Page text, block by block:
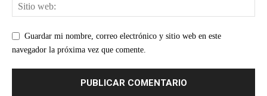
Guardar mi nombre, correo electrónico y sitio web en este
navegador la próxima vez que comente.